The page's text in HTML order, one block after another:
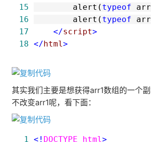
15
        alert(
typeof
16
        alert(
typeof
17
</script>
18 </html >
其实我们主要是想获得arr1数组的一个
不改变arr1呢，看下面：
1 <! DOCTYPE html >